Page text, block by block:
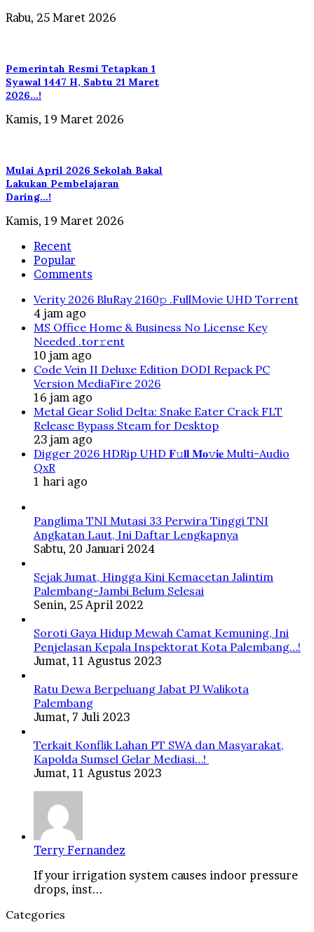
Rabu, 25 Maret 2026
Pemerintah Resmi Tetapkan 1
Syawal 1447 H, Sabtu 21 Maret
2026…!
Kamis, 19 Maret 2026
Mulai April 2026 Sekolah Bakal
Lakukan Pembelajaran
Daring…!
Kamis, 19 Maret 2026
Recent
Popular
Comments
Verity 2026 BluRay 2160𝚙 .FullMov𝗂e UHD Torrent
4 jam ago
MS Office Home & Business No License Key
Needed .tоr𝚛еnt
10 jam ago
Code Vein II Deluxe Edition DODI Repack PC
Version MediaFire 2026
16 jam ago
Metal Gear Solid Delta: Snake Eater Crack FLT
Release Bypass Steam for Desktop
23 jam ago
Digger 2026 HDRip UHD 𝐅𝚞𝐥𝐥 𝐌𝐨𝚟𝐢𝐞 Multi-Audio
QxR
1 hari ago
Panglima TNI Mutasi 33 Perwira Tinggi TNI
Angkatan Laut, Ini Daftar Lengkapnya
Sabtu, 20 Januari 2024
Sejak Jumat, Hingga Kini Kemacetan Jalintim
Palembang-Jambi Belum Selesai
Senin, 25 April 2022
Soroti Gaya Hidup Mewah Camat Kemuning, Ini
Penjelasan Kepala Inspektorat Kota Palembang…!
Jumat, 11 Agustus 2023
Ratu Dewa Berpeluang Jabat PJ Walikota
Palembang
Jumat, 7 Juli 2023
Terkait Konflik Lahan PT SWA dan Masyarakat,
Kapolda Sumsel Gelar Mediasi…!
Jumat, 11 Agustus 2023
Terry Fernandez
If your irrigation system causes indoor pressure
drops, inst...
Categories